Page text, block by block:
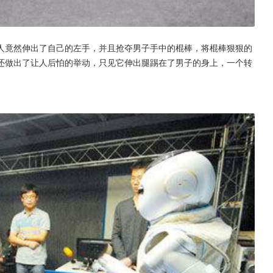
然伸出了自己的左手，并且抢夺男子手中的棍棒，将棍棒狠狠的
出了让人后怕的举动，只见它伸出腿踢在了男子的身上，一个转